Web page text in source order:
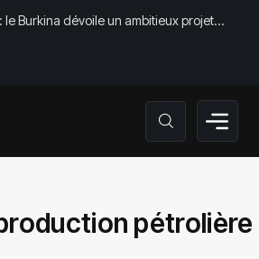
le Burkina dévoile un ambitieux projet
pétrolière